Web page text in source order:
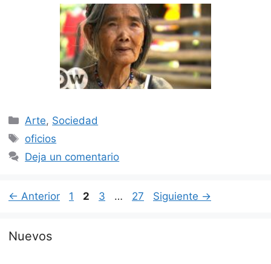
Categorías
Arte, Sociedad
Etiquetas
oficios
Deja un comentario
← Anterior Página
1 Página
2 Página
3 … Página
27 Siguiente →
Nuevos